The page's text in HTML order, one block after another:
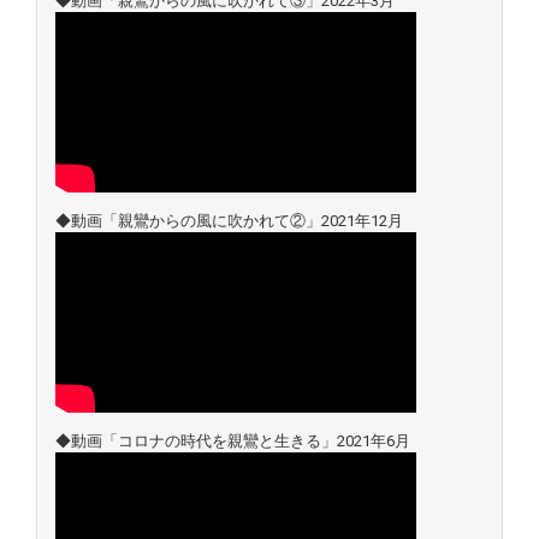
◆動画「親鸞からの風に吹かれて②」2021年12月
◆動画「コロナの時代を親鸞と生きる」2021年6月